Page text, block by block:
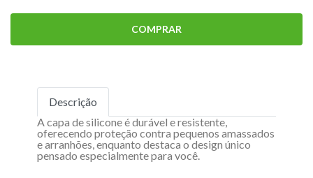
COMPRAR
Descrição
A capa de silicone é durável e resistente,
oferecendo proteção contra pequenos amassados
e arranhões, enquanto destaca o design único
pensado especialmente para você.